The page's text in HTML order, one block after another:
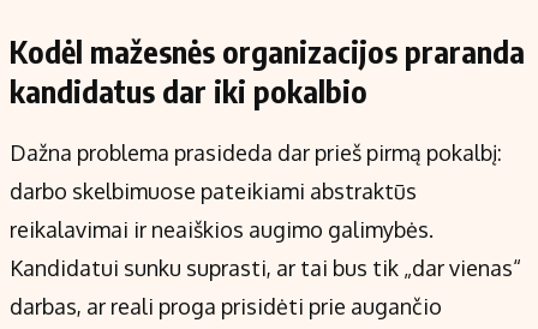
Kodėl mažesnės organizacijos praranda
kandidatus dar iki pokalbio
Dažna problema prasideda dar prieš pirmą pokalbį:
darbo skelbimuose pateikiami abstraktūs
reikalavimai ir neaiškios augimo galimybės.
Kandidatui sunku suprasti, ar tai bus tik „dar vienas“
darbas, ar reali proga prisidėti prie augančio